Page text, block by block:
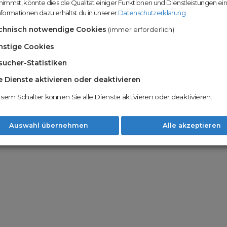
Nachname
du die
Möglichkeiten.
Unsere
Unser Open
um wertvolle
Mit
Option zu
könnte dies die Qualität einiger Funktionen und Dienstleistungen
dazu erhältst du in unsererDatenschutzerklärung.
notwendige Cookies (immer erforderlich)
Cookies
Statistiken
Dienste aktivieren oder deaktivieren
Schalter können Sie alle Dienste aktivieren oder deaktivieren.
Auswahl übernehmen Alle akzeptieren